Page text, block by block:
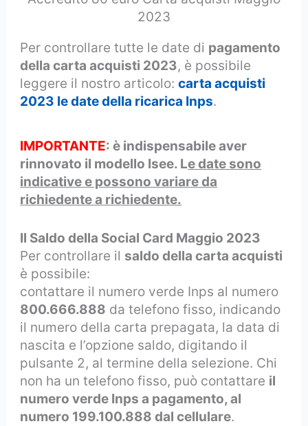
2023
Per controllare tutte le date di pagamento
della carta acquisti 2023, è possibile
leggere il nostro articolo:carta acquisti
2023 le date della ricarica Inps.
IMPORTANTE: è indispensabile aver
rinnovato il modello Isee. Le date sono
indicative e possono variare da
richiedente a richiedente.
Il Saldo della Social Card Maggio 2023
Per controllare il saldo della carta acquisti
è possibile:
contattare il numero verde Inps al numero
800.666.888 da telefono fisso, indicando
il numero della carta prepagata, la data di
nascita e l’opzione saldo, digitando il
pulsante 2, al termine della selezione. Chi
non ha un telefono fisso, può contattare il
numero verde Inps a pagamento, al
numero 199.100.888 dal cellulare.